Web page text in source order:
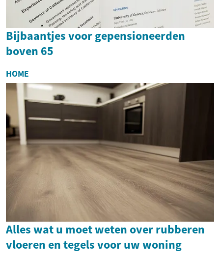
Bijbaantjes voor gepensioneerden
boven 65
HOME
Alles wat u moet weten over rubberen
vloeren en tegels voor uw woning